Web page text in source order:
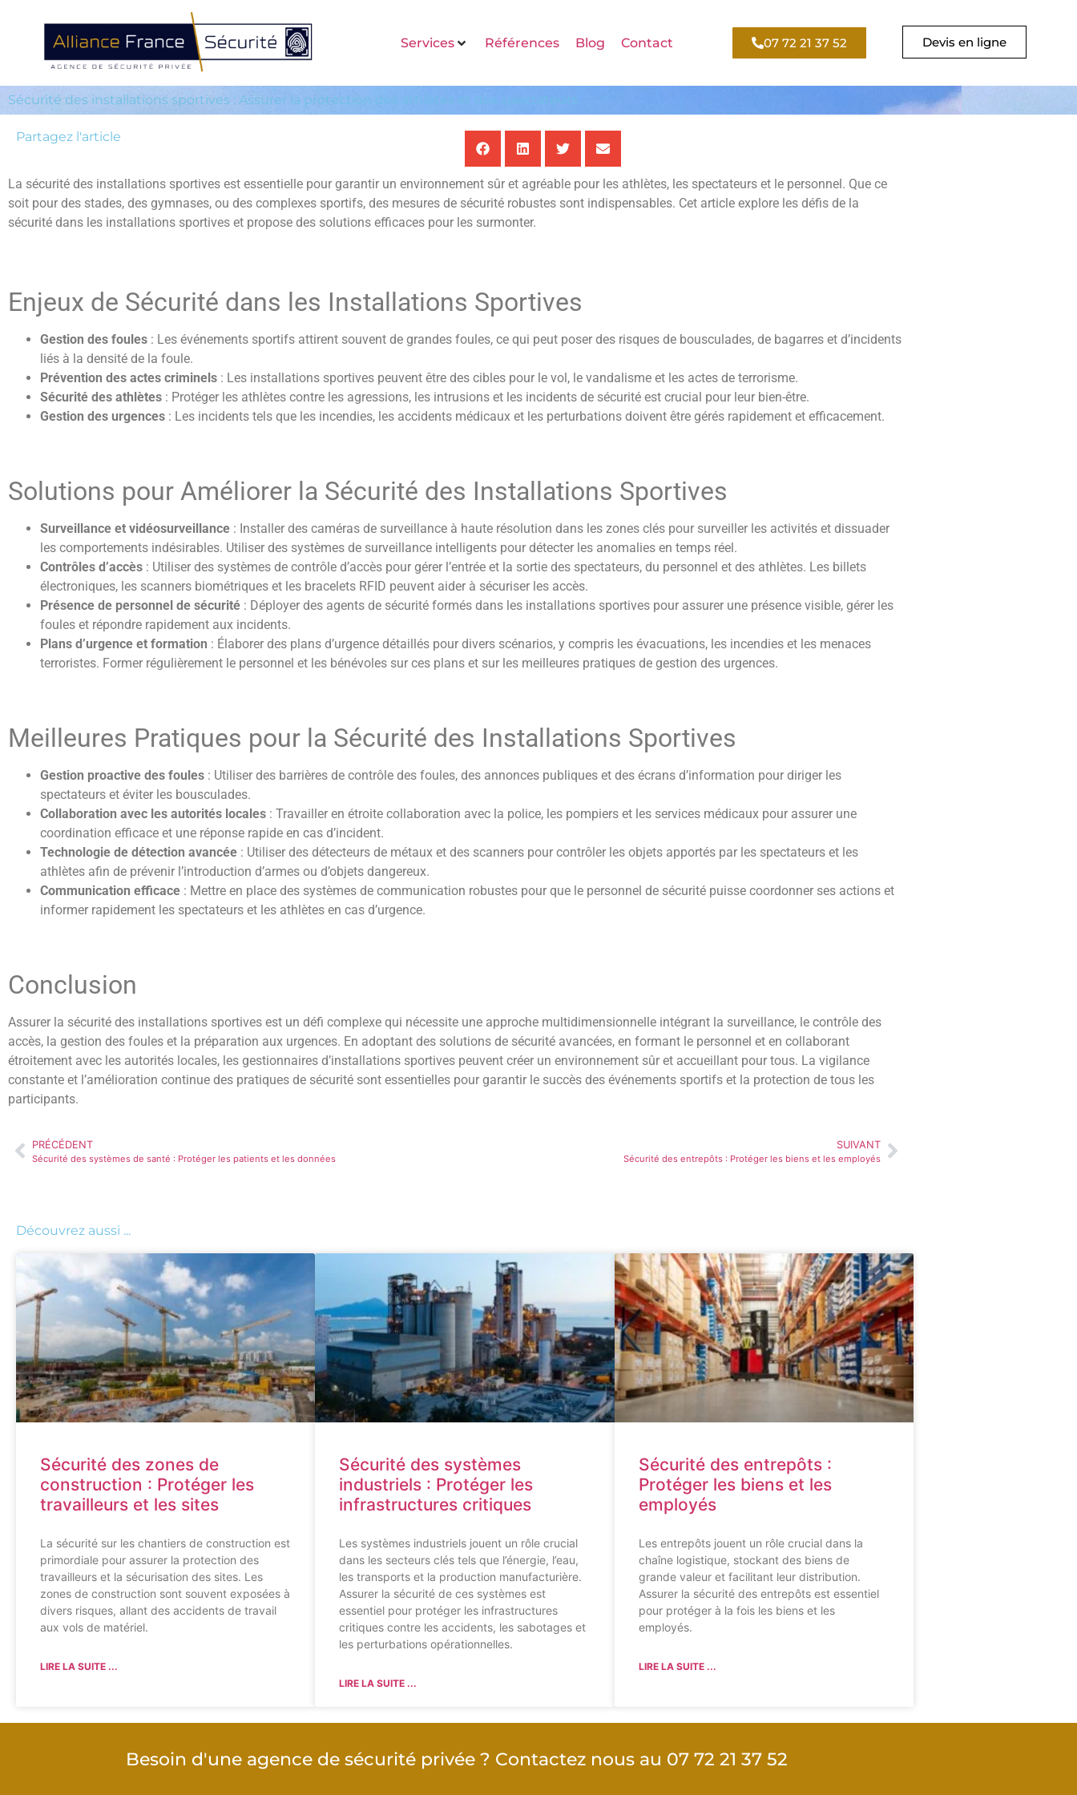
Services Références Blog Contact 07 72 21 37 52 Devis en ligne
Sécurité des installations sportives : Assurer la protection des athlètes et des spectateurs
Partagez l'article
La sécurité des installations sportives est essentielle pour garantir un environnement sûr et agréable pour les athlètes, les spectateurs et le personnel. Que ce
soit pour des stades, des gymnases, ou des complexes sportifs, des mesures de sécurité robustes sont indispensables. Cet article explore les défis de la
sécurité dans les installations sportives et propose des solutions efficaces pour les surmonter.
Enjeux de Sécurité dans les Installations Sportives
Gestion des foules : Les événements sportifs attirent souvent de grandes foules, ce qui peut poser des risques de bousculades, de bagarres et d’incidents
liés à la densité de la foule.
Prévention des actes criminels : Les installations sportives peuvent être des cibles pour le vol, le vandalisme et les actes de terrorisme.
Sécurité des athlètes : Protéger les athlètes contre les agressions, les intrusions et les incidents de sécurité est crucial pour leur bien-être.
Gestion des urgences : Les incidents tels que les incendies, les accidents médicaux et les perturbations doivent être gérés rapidement et efficacement.
Solutions pour Améliorer la Sécurité des Installations Sportives
Surveillance et vidéosurveillance : Installer des caméras de surveillance à haute résolution dans les zones clés pour surveiller les activités et dissuader
les comportements indésirables. Utiliser des systèmes de surveillance intelligents pour détecter les anomalies en temps réel.
Contrôles d’accès : Utiliser des systèmes de contrôle d’accès pour gérer l’entrée et la sortie des spectateurs, du personnel et des athlètes. Les billets
électroniques, les scanners biométriques et les bracelets RFID peuvent aider à sécuriser les accès.
Présence de personnel de sécurité : Déployer des agents de sécurité formés dans les installations sportives pour assurer une présence visible, gérer les
foules et répondre rapidement aux incidents.
Plans d’urgence et formation : Élaborer des plans d’urgence détaillés pour divers scénarios, y compris les évacuations, les incendies et les menaces
terroristes. Former régulièrement le personnel et les bénévoles sur ces plans et sur les meilleures pratiques de gestion des urgences.
Meilleures Pratiques pour la Sécurité des Installations Sportives
Gestion proactive des foules : Utiliser des barrières de contrôle des foules, des annonces publiques et des écrans d’information pour diriger les
spectateurs et éviter les bousculades.
Collaboration avec les autorités locales : Travailler en étroite collaboration avec la police, les pompiers et les services médicaux pour assurer une
coordination efficace et une réponse rapide en cas d’incident.
Technologie de détection avancée : Utiliser des détecteurs de métaux et des scanners pour contrôler les objets apportés par les spectateurs et les
athlètes afin de prévenir l’introduction d’armes ou d’objets dangereux.
Communication efficace : Mettre en place des systèmes de communication robustes pour que le personnel de sécurité puisse coordonner ses actions et
informer rapidement les spectateurs et les athlètes en cas d’urgence.
Conclusion
Assurer la sécurité des installations sportives est un défi complexe qui nécessite une approche multidimensionnelle intégrant la surveillance, le contrôle des
accès, la gestion des foules et la préparation aux urgences. En adoptant des solutions de sécurité avancées, en formant le personnel et en collaborant
étroitement avec les autorités locales, les gestionnaires d’installations sportives peuvent créer un environnement sûr et accueillant pour tous. La vigilance
constante et l’amélioration continue des pratiques de sécurité sont essentielles pour garantir le succès des événements sportifs et la protection de tous les
participants.
PRÉCÉDENT
Sécurité des systèmes de santé : Protéger les patients et les données
SUIVANT
Sécurité des entrepôts : Protéger les biens et les employés
Découvrez aussi ...
Sécurité des zones de
construction : Protéger les
travailleurs et les sites
La sécurité sur les chantiers de construction est
primordiale pour assurer la protection des
travailleurs et la sécurisation des sites. Les
zones de construction sont souvent exposées à
divers risques, allant des accidents de travail
aux vols de matériel.
LIRE LA SUITE ...
Sécurité des systèmes
industriels : Protéger les
infrastructures critiques
Les systèmes industriels jouent un rôle crucial
dans les secteurs clés tels que l’énergie, l’eau,
les transports et la production manufacturière.
Assurer la sécurité de ces systèmes est
essentiel pour protéger les infrastructures
critiques contre les accidents, les sabotages et
les perturbations opérationnelles.
LIRE LA SUITE ...
Sécurité des entrepôts :
Protéger les biens et les
employés
Les entrepôts jouent un rôle crucial dans la
chaîne logistique, stockant des biens de
grande valeur et facilitant leur distribution.
Assurer la sécurité des entrepôts est essentiel
pour protéger à la fois les biens et les
employés.
LIRE LA SUITE ...
Besoin d'une agence de sécurité privée ? Contactez nous au 07 72 21 37 52